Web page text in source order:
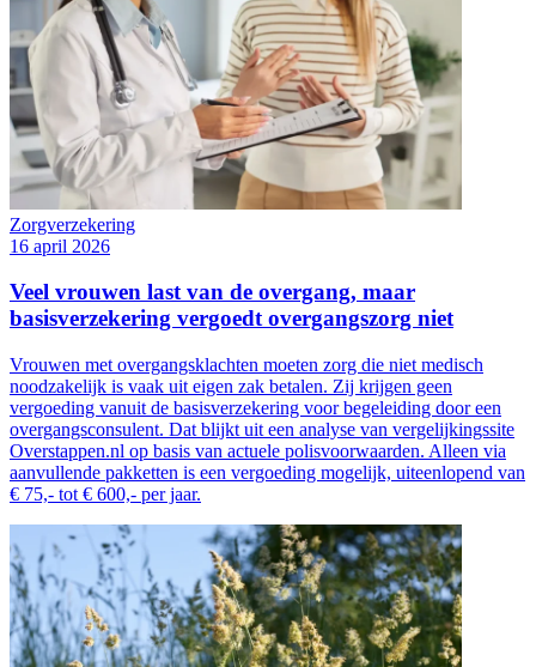
Zorgverzekering
16 april 2026
Veel vrouwen last van de overgang, maar
basisverzekering vergoedt overgangszorg niet
Vrouwen met overgangsklachten moeten zorg die niet medisch
noodzakelijk is vaak uit eigen zak betalen. Zij krijgen geen
vergoeding vanuit de basisverzekering voor begeleiding door een
overgangsconsulent. Dat blijkt uit een analyse van vergelijkingssite
Overstappen.nl op basis van actuele polisvoorwaarden. Alleen via
aanvullende pakketten is een vergoeding mogelijk, uiteenlopend van
€ 75,- tot € 600,- per jaar.